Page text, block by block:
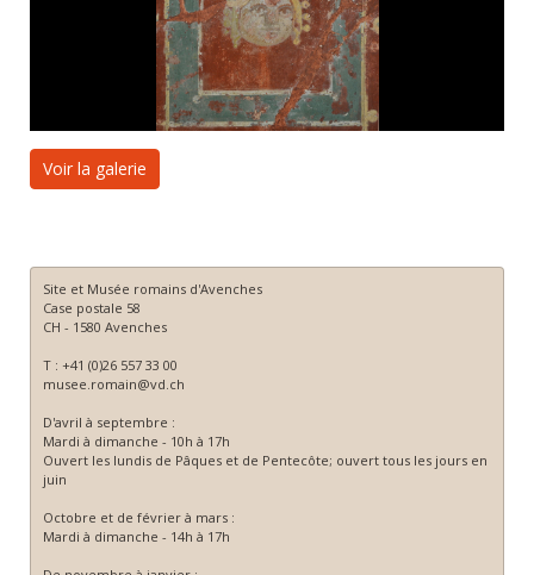
Voir la galerie
Site et Musée romains d'Avenches
Case postale 58
CH - 1580 Avenches
T : +41 (0)26 557 33 00
musee.romain@vd.ch
D'avril à septembre :
Mardi à dimanche - 10h à 17h
Ouvert les lundis de Pâques et de Pentecôte; ouvert tous les jours en
juin
Octobre et de février à mars :
Mardi à dimanche - 14h à 17h